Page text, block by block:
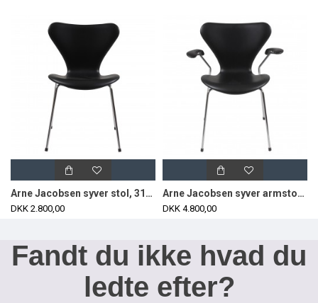
Arne Jacobsen syver stol, 3107, nypolstret i sort classic læder
DKK 2.800,00
Arne Jacobsen syver armstol, 3207, nypolstret i sort classic læder
DKK 4.800,00
Fandt du ikke hvad du
ledte efter?